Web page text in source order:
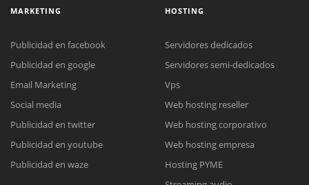
Meet para la reunión online.
Cotización
Complete el formulario y nos contactaremos a la brevedad.
Chat Online
Todos nuestros ejecutivos están fuera de línea. Complete el formulario
para enviarnos un correo electrónico con sus datos personales.
MARKETING
Publicidad en facebook
Publicidad en google
Email Marketing
Social media
Publicidad en twitter
Publicidad en youtube
Publicidad en waze
HOSTING
Servidores dedicados
Servidores semi-dedicados
Vps
Web hosting reseller
Web hosting corporativo
Web hosting empresa
Hosting PYME